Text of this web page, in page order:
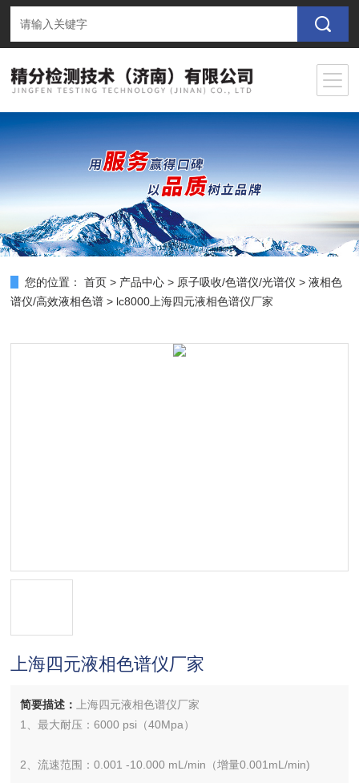
您的位置： 首页 > 产品中心 > 原子吸收/色谱仪/光谱仪 >液相色
谱仪/高效液相色谱 > lc8000上海四元液相色谱仪厂家
上海四元液相色谱仪厂家
简要描述：
上海四元液相色谱仪厂家
1、最大耐压：6000 psi（40Mpa）
2、流速范围：0.001 -10.000 mL/min（增量0.001mL/min)